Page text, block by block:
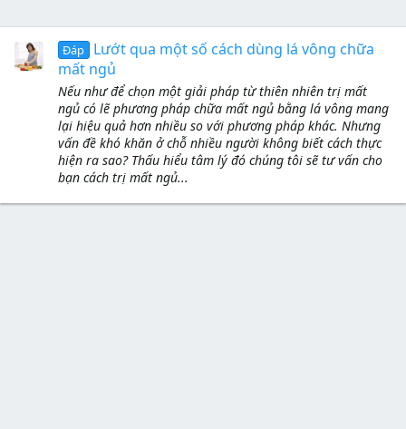
Đáp
Lướt qua một số cách dùng lá vông chữa
mất ngủ
Nếu như để chọn một giải pháp từ thiên nhiên trị mất
ngủ có lẽ phương pháp chữa mất ngủ bằng lá vông mang
lại hiệu quả hơn nhiều so với phương pháp khác. Nhưng
vấn đề khó khăn ở chỗ nhiều người không biết cách thực
hiện ra sao? Thấu hiểu tâm lý đó chúng tôi sẽ tư vấn cho
bạn cách trị mất ngủ...